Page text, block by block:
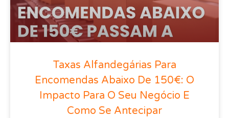
Taxas Alfandegárias Para
Encomendas Abaixo De 150€: O
Impacto Para O Seu Negócio E
Como Se Antecipar